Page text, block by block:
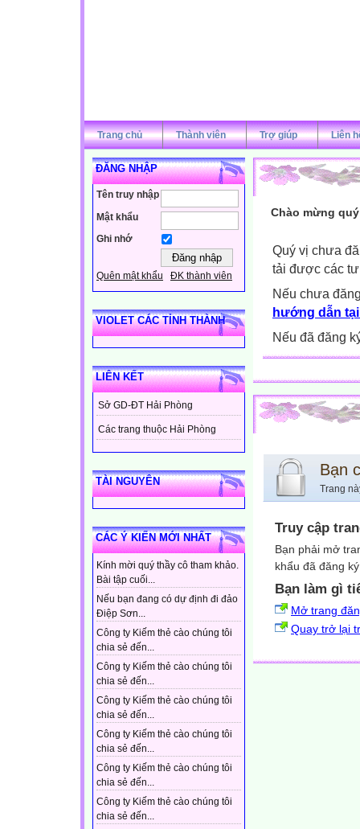
Trang chủ Thành viên Trợ giúp Liên
ĐĂNG NHẬP
Tên truy nhập
Mật khẩu
Ghi nhớ
Quên mật khẩu ĐK thành viên
VIOLET CÁC TỈNH THÀNH
LIÊN KẾT
Sở GD-ĐT Hải Phòng
Các trang thuộc Hải Phòng
TÀI NGUYÊN
CÁC Ý KIẾN MỚI NHẤT
Kính mời quý thầy cô tham khảo.
Bài tập cuối...
Nếu bạn đang có dự định đi đảo
Điệp Sơn...
Công ty Kiếm thẻ cào chúng tôi
chia sẻ đến...
Công ty Kiếm thẻ cào chúng tôi
chia sẻ đến...
Công ty Kiếm thẻ cào chúng tôi
chia sẻ đến...
Công ty Kiếm thẻ cào chúng tôi
chia sẻ đến...
Công ty Kiếm thẻ cào chúng tôi
chia sẻ đến...
Công ty Kiếm thẻ cào chúng tôi
chia sẻ đến...
Chào mừng
Quý vị chưa
tải được các
Nếu chưa
hướng dẫn
Nếu đã đăng
Bạn
Trang
Truy cập
Bạn phải mở
khẩu đã đăng
Bạn làm gì
Mở trang
Quay trở lại